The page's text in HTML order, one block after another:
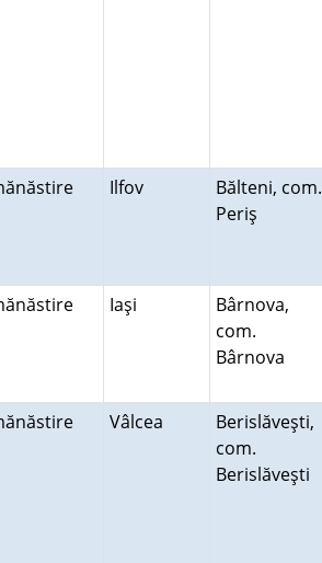
Ilfov
Bălteni, com.
Periş
Iaşi
Bârnova,
com.
Bârnova
Vâlcea
Berislăveşti,
com.
Berislăveşti